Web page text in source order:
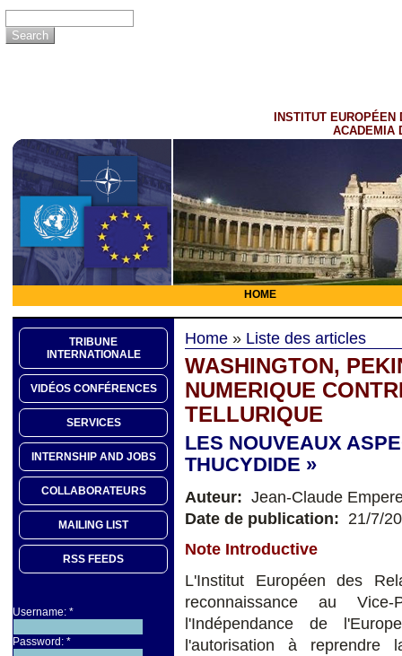
INSTITUT EUROPÉEN
ACADEMIA
HOME
TRIBUNE
INTERNATIONALE
VIDÉOS CONFÉRENCES
SERVICES
INTERNSHIP AND JOBS
COLLABORATEURS
MAILING LIST
RSS FEEDS
Username: *
Password: *
Home » Liste des articles
WASHINGTON,
NUMERIQUE
TELLURIQUE
LES NOUVEAUX
THUCYDIDE »
Auteur: Jean-Claude
Date de publication: 21/7/
Note Introductive
L'Institut Européen des
reconnaissance au
l'Indépendance de
l'autorisation à